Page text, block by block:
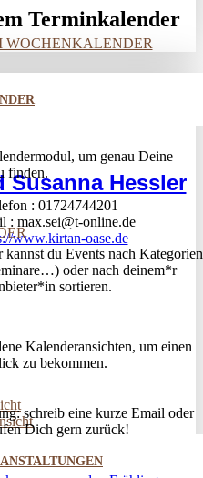
Terminkalender
WOCHENKALENDER
um genau Deine
finden.
du Events nach Kategorien
oder nach deinem*r
sortieren.
Kalenderansichten, um einen
zu bekommen.
Susanna Hessler
01724744201
max.sei@t-online.de
www.kirtan-oase.de
schreib eine kurze Email oder
Dich gern zurück!